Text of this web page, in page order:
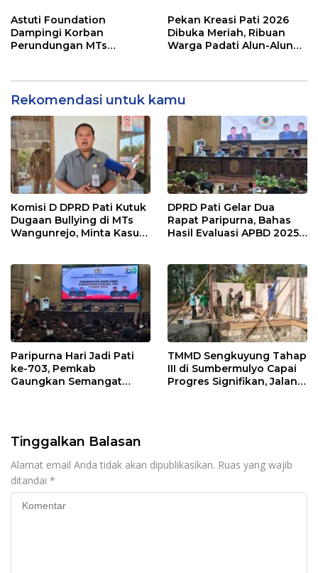
Ramah Lingkungan
Astuti Foundation
Dampingi Korban
Perundungan MTs
Sekolah Berbasis Agama
Pekan Kreasi Pati 2026
Dibuka Meriah, Ribuan
Warga Padati Alun-Alun
Rekomendasi untuk kamu
Komisi D DPRD Pati Kutuk
Dugaan Bullying di MTs
Wangunrejo, Minta Kasus
DPRD Pati Gelar Dua
Rapat Paripurna, Bahas
Hasil Evaluasi APBD 2025
Paripurna Hari Jadi Pati
ke-703, Pemkab
Gaungkan Semangat
TMMD Sengkuyung Tahap
III di Sumbermulyo Capai
Progres Signifikan, Jalan
Tinggalkan Balasan
Alamat email Anda tidak akan dipublikasikan. Ruas yang wajib
ditandai *